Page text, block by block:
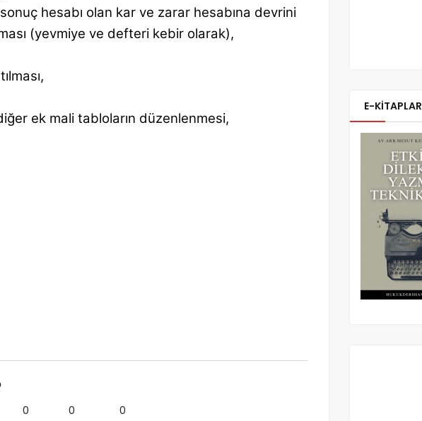
hesabı olan kar ve zarar hesabına devrini
(yevmiye ve defteri kebir olarak),
ek mali tabloların düzenlenmesi,
0 0 0
E-KİTAPLAR